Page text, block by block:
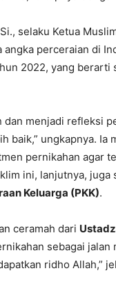
selaku Ketua
perceraian di
2022, yang
dan menjadi refleksi
baik,” ungkapnya. Ia
pernikahan agar
ini, lanjutnya,
Keluarga (PKK).
ceramah dari
sebagai jalan
ridho Allah,”